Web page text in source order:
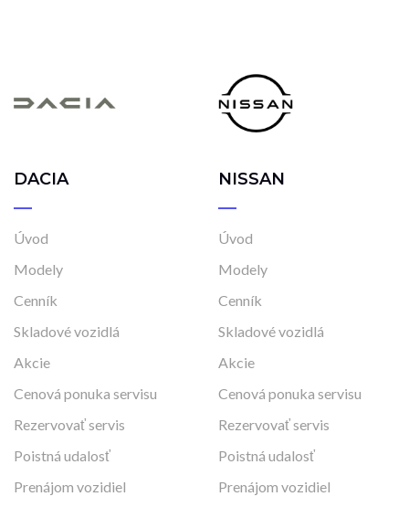
DACIA
Úvod
Modely
Cenník
Skladové vozidlá
Akcie
Cenová ponuka servisu
Rezervovať servis
Poistná udalosť
Prenájom vozidiel
NISSAN
Úvod
Modely
Cenník
Skladové vozidlá
Akcie
Cenová ponuka servisu
Rezervovať servis
Poistná udalosť
Prenájom vozidiel